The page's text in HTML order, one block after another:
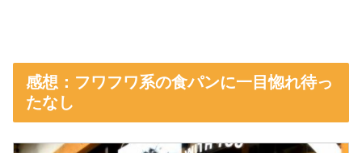
感想：フワフワ系の食パンに一目惚れ待っ
たなし